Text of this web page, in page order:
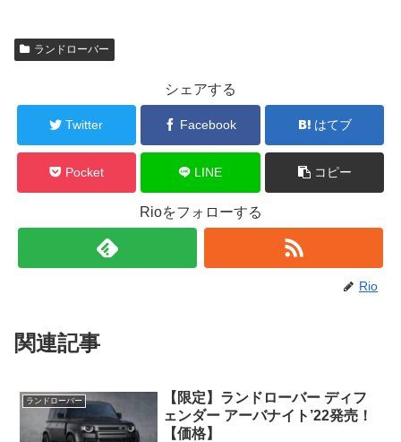
ランドローバー
シェアする
Twitter Facebook はてブ
Pocket LINE コピー
Rioをフォローする
Rio
関連記事
ランドローバー
【限定】ランドローバー ディフ
ェンダー アーバナイト’22発売！
【価格】